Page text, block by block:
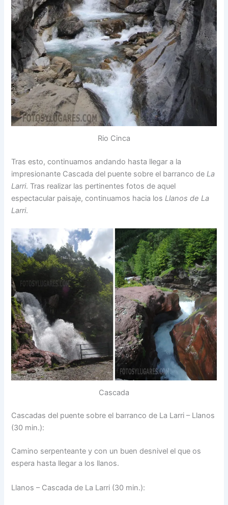
Rio Cinca
Tras esto, continuamos andando hasta llegar a la
impresionante Cascada del puente sobre el barranco deLa
Larri. Tras realizar las pertinentes fotos de aquel
espectacular paisaje, continuamos hacia losLlanos de La
Larri.
Cascada
Cascadas del puente sobre el barranco de La Larri – Llanos
(30 min.):
Camino serpenteante y con un buen desnivel el que os
espera hasta llegar a los llanos.
Llanos – Cascada de La Larri (30 min.):